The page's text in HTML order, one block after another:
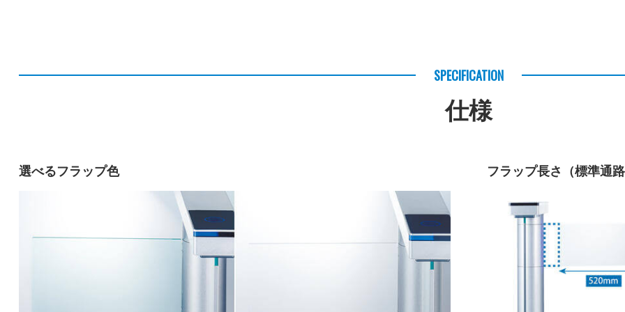
SPECIFICATION
仕様
選べるフラップ色 フラップ長さ（標準通